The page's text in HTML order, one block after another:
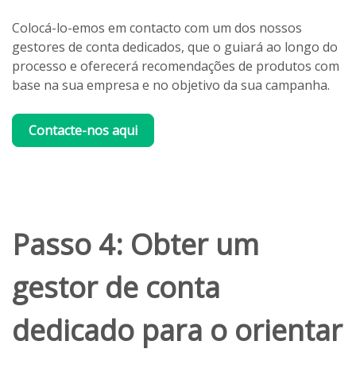
Colocá-lo-emos em contacto com um dos nossos
gestores de conta dedicados, que o guiará ao longo do
processo e oferecerá recomendações de produtos com
base na sua empresa e no objetivo da sua campanha.
Contacte-nos aqui
Passo 4: Obter um
gestor de conta
dedicado para o orientar